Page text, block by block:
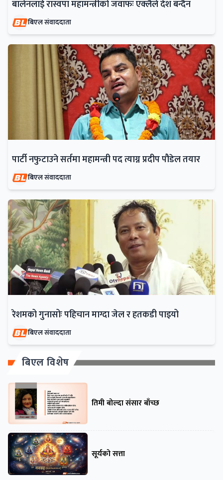
बालेनलाई रास्वपा महामन्त्रीको जवाफः एक्लैले देश बन्दैन
बिएल संवाददाता
पार्टी नफुटाउने सर्तमा महामन्त्री पद त्याग्न प्रदीप पौडेल तयार
बिएल संवाददाता
रेशमको गुनासोः पहिचान माग्दा जेल र हतकडी पाइयो
बिएल संवाददाता
बिएल विशेष
तिमी बोल्दा संसार बाँच्छ
सूर्यको सत्ता